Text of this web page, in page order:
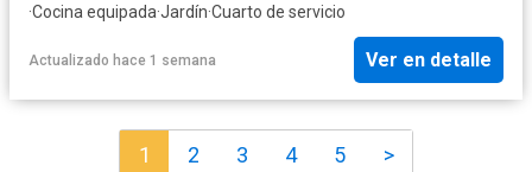
·Cocina equipada·Jardín·Cuarto de servicio
Actualizado hace 1 semana Ver en detalle
1 2 3 4 5 >